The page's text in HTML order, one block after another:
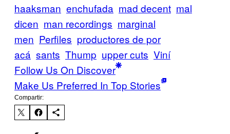
haaksman enchufada mad decent mal
dicen man recordings marginal
men Perfiles productores de por
acá sants Thump upper cuts Viní
Follow Us On Discover
Make Us Preferred In Top Stories
Compartir: